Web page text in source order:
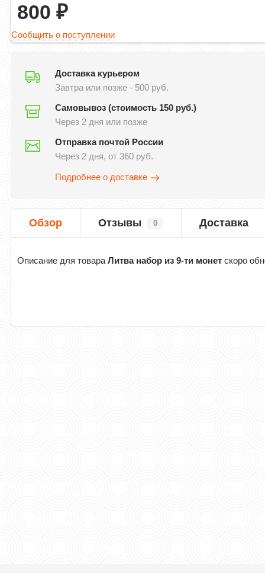
800₽
Сообщить о поступлении
Доставка курьером
Завтра или позже - 500 руб.
Самовывоз (стоимость 150 руб.)
Через 2 дня или позже
Отправка почтой России
Через 2 дня, от 360 руб.
Подробнее о доставке
Обзор Отзывы 0 Доставка
Описание для товараЛитва набор из 9-ти монет скоро